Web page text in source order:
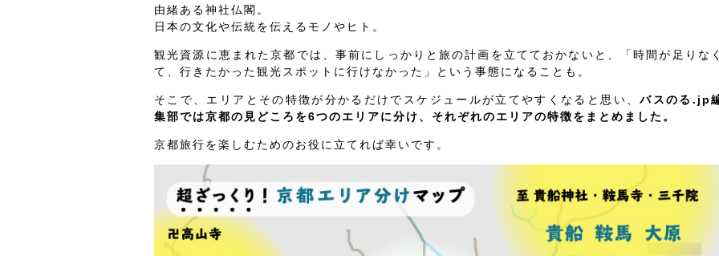
由緒ある神社仏閣。
日本の文化や伝統を伝えるモノやヒト。
観光資源に恵まれた京都では、事前にしっかりと旅の計画を立てておかないと、「時間が足りな
て、行きたかった観光スポットに行けなかった」という事態になることも。
そこで、エリアとその特徴が分かるだけでスケジュールが立てやすくなると思い、バスのる.jp
集部では京都の見どころを6つのエリアに分け、それぞれのエリアの特徴をまとめました。
京都旅行を楽しむためのお役に立てれば幸いです。